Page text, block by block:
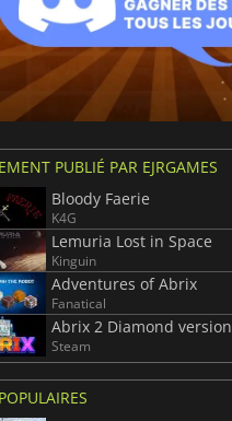
6.77€
PUBLIÉ PAR EJRGAMES
Bloody Faerie
K4G
Lemuria Lost in Space
Kinguin
Adventures of Abrix
Fanatical
Abrix 2 Diamond version
Steam